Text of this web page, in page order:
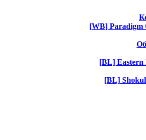
[WB] Paradigm
[BL] Eastern
[BL]